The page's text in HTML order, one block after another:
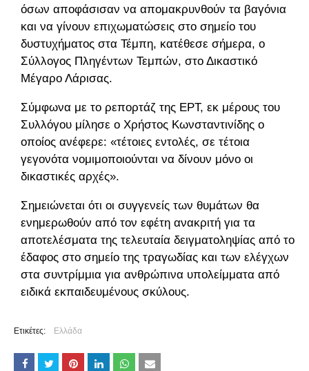
όσων αποφάσισαν να απομακρυνθούν τα βαγόνια
και να γίνουν επιχωματώσεις στο σημείο του
δυστυχήματος στα Τέμπη, κατέθεσε σήμερα, ο
Σύλλογος Πληγέντων Τεμπών, στο Δικαστικό
Μέγαρο Λάρισας.
Σύμφωνα με το ρεπορτάζ της ΕΡΤ, εκ μέρους του
Συλλόγου μίλησε ο Χρήστος Κωνσταντινίδης ο
οποίος ανέφερε: «τέτοιες εντολές, σε τέτοια
γεγονότα νομιμοποιούνται να δίνουν μόνο οι
δικαστικές αρχές».
Σημειώνεται ότι οι συγγενείς των θυμάτων θα
ενημερωθούν από τον εφέτη ανακριτή για τα
αποτελέσματα της τελευταία δειγματοληψίας από το
έδαφος στο σημείο της τραγωδίας και των ελέγχων
στα συντρίμμια για ανθρώπινα υπολείμματα από
ειδικά εκπαιδευμένους σκύλους.
Ετικέτες: Ελλάδα